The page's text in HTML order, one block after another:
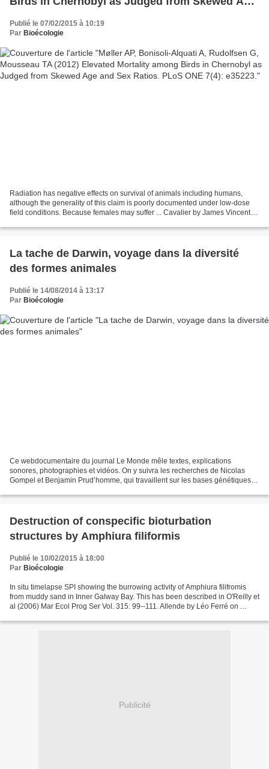
Publié le 07/02/2015 à 10:19
Par Bioécologie
Radiation has negative effects on survival of animals including humans,
although the generality of this claim is poorly documented under low-dose
field conditions. Because females may suffer ... Cavalier by James Vincent
La tache de Darwin, voyage dans la diversité
des formes animales
Publié le 14/08/2014 à 13:17
Par Bioécologie
Ce webdocumentaire du journal Le Monde mêle textes, explications
sonores, photographies et vidéos. On y suivra les recherches de Nicolas
Gompel et Benjamin Prud’homme, qui travaillent sur les bases génétiques
Destruction of conspecific bioturbation
structures by Amphiura filiformis
Publié le 10/02/2015 à 18:00
Par Bioécologie
In situ timelapse SPI showing the burrowing activity of Amphiura filifromis
from muddy sand in Inner Galway Bay. This has been described in O'Reilly et
al (2006) Mar Ecol Prog Ser Vol. 315: 99--111. Allende by Léo Ferré on
Publicité